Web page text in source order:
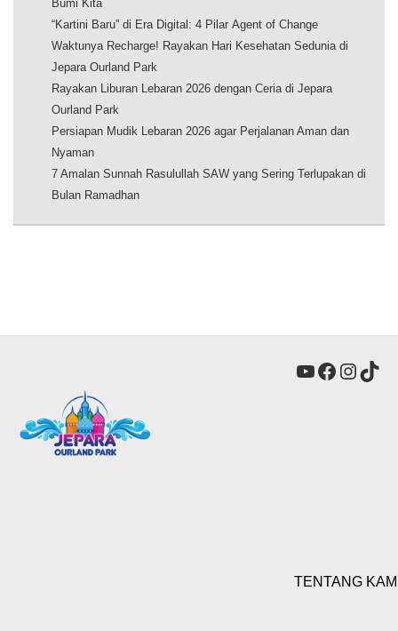
Bumi Kita
“Kartini Baru” di Era Digital: 4 Pilar Agent of Change
Waktunya Recharge! Rayakan Hari Kesehatan Sedunia di
Jepara Ourland Park
Rayakan Liburan Lebaran 2026 dengan Ceria di Jepara
Ourland Park
Persiapan Mudik Lebaran 2026 agar Perjalanan Aman dan
Nyaman
7 Amalan Sunnah Rasulullah SAW yang Sering Terlupakan di
Bulan Ramadhan
YouTube
TENTANG